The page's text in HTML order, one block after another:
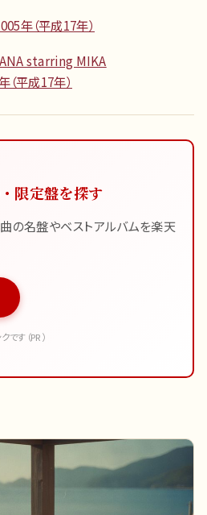
年（平成17年）
starring MIKA
平成17年）
限定盤を探す
の名盤やベストアルバムを楽天
す（PR）